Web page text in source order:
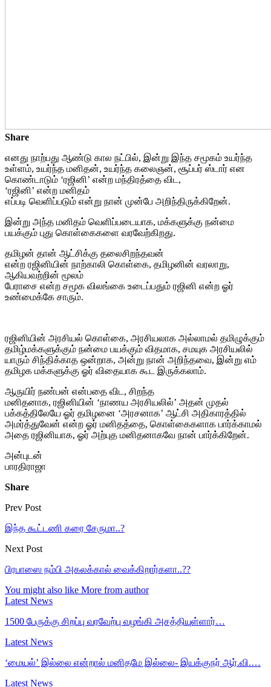
Share
எனது நாற்பது ஆண்டு கால நட்பில், இன்று இந்த சமூகம் உயர்ந்த
உள்ளம், உயர்ந்த மனிதன், உயர்ந்த கலைஞன், சூப்பர் ஸ்டார் என
கொண்டாடும் ‘ரஜினி’ என்ற மந்திரத்தை விட,
‘ரஜினி’ என்ற மனிதம்
எப்படி வெளிப்படும் என்று நான் முன்பே அறிந்திருக்கிறேன்.
இன்று அந்த மனிதம் வெளிப்படையாக, மக்களுக்கு நன்மை
பயக்கும் புது கொள்கைகளை வரவேற்கிறது.
தமிழன் தான் ஆட்சிக்கு தலைசிறந்தவன்
என்ற ரஜினியின் நாற்காலி கொள்கை, தமிழனின் வரலாறு,
ஆகியவற்றின் மூலம்
பேராசை என்ற சமூக விலங்கை உடைப்பதும் ரஜினி என்ற ஓர்
உண்மைக்கே சாரும்.
ரஜினியின் அரசியல் கொள்கை, அரசியலாக அல்லாமல் தமிழுக்கும்
தமிழ்மக்களுக்கும் நன்மை பயக்கும் விதமாக, சமயுக அரசியலில்
யாரும் சிந்திக்காத ஒன்றாக, அன்று நான் அறிந்தவை, இன்று எம்
தமிழக மக்களுக்கு ஓர் விதையாக கூட இருக்கலாம்.
ஆருயிர் நண்பன் என்பதை விட, சிறந்த
மனிதனாக, ரஜினியின் ‘நாணய அரசியலில்’ அதன் முதல்
பக்கத்திலேயே ஓர் தமிழனை ‘அரசனாக’ ஆட்சி அதிகாரத்தில்
அமர்த்துவேன் என்ற ஓர் மனிதத்தை, கொள்கைகளாக பார்க்காமல்
அதை ரஜினியாக, ஓர் அற்புத மனிதனாகவே நான் பார்க்கிறேன்.
அன்புடன்
பாரதிராஜா
Share
Prev Post
இந்த கூட்டணி கரை சேருமா..?
Next Post
பிரபாஸை நம்பி அகலக்கால் வைக்கிறார்களா..??
You might also like More from author
Latest News
1500 பேருக்கு சிறப்பு வரவேற்பு வழங்கி அசத்தியுள்ளார்…
Latest News
‘மையல்’ இல்லை என்றால் மனிதமே இல்லை- இயக்குநர் ஆர்.வி.…
Latest News